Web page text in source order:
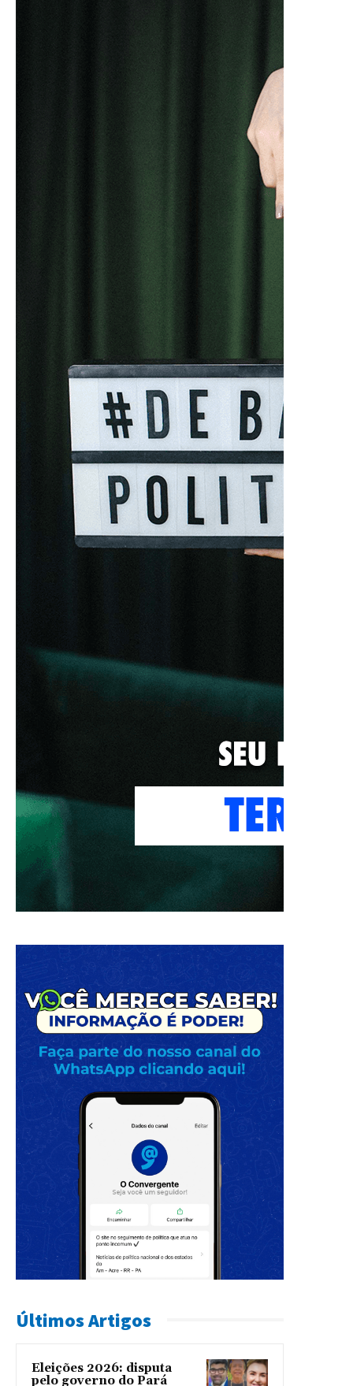
Últimos Artigos
Eleições 2026: disputa
pelo governo do Pará